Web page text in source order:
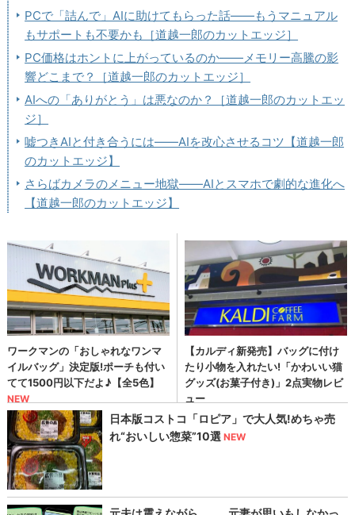
PCで「詰んで」AIに助けてもらった話――もうマニュアル
もサポートも不要かも［道越一郎のカットエッジ］
PC価格はホントに上がっているのか――メモリー高騰の影
響どこまで？［道越一郎のカットエッジ］
AIへの「ありがとう」は悪なのか？［道越一郎のカットエッ
ジ］
嘘つきAIと付き合うには――AIを改心させるコツ【道越一郎
のカットエッジ】
さらばカメラのメニュー地獄――AIとスマホで劇的な進化へ
【道越一郎のカットエッジ】